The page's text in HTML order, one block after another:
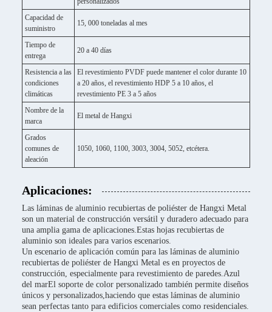
Capacidad de
suministro
15, 000 toneladas al mes
Tiempo de
entrega
20 a 40 días
Resistencia a las
condiciones
climáticas
El revestimiento PVDF puede mantener el color durante 10
a 20 años, el revestimiento HDP 5 a 10 años, el
revestimiento PE 3 a 5 años
Nombre de la
marca
El metal de Hangxi
Grados
comunes de
aleación
1050, 1060, 1100, 3003, 3004, 5052, etcétera.
Aplicaciones:
Las láminas de aluminio recubiertas de poliéster de Hangxi Metal
son un material de construcción versátil y duradero adecuado para
una amplia gama de aplicaciones.Estas hojas recubiertas de
aluminio son ideales para varios escenarios.
Un escenario de aplicación común para las láminas de aluminio
recubiertas de poliéster de Hangxi Metal es en proyectos de
construcción, especialmente para revestimiento de paredes.Azul
del marEl soporte de color personalizado también permite diseños
únicos y personalizados,haciendo que estas láminas de aluminio
sean perfectas tanto para edificios comerciales como residenciales.